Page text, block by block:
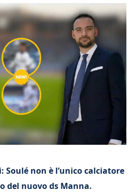
Soulé non è l’unico calciatore
del nuovo ds Manna.